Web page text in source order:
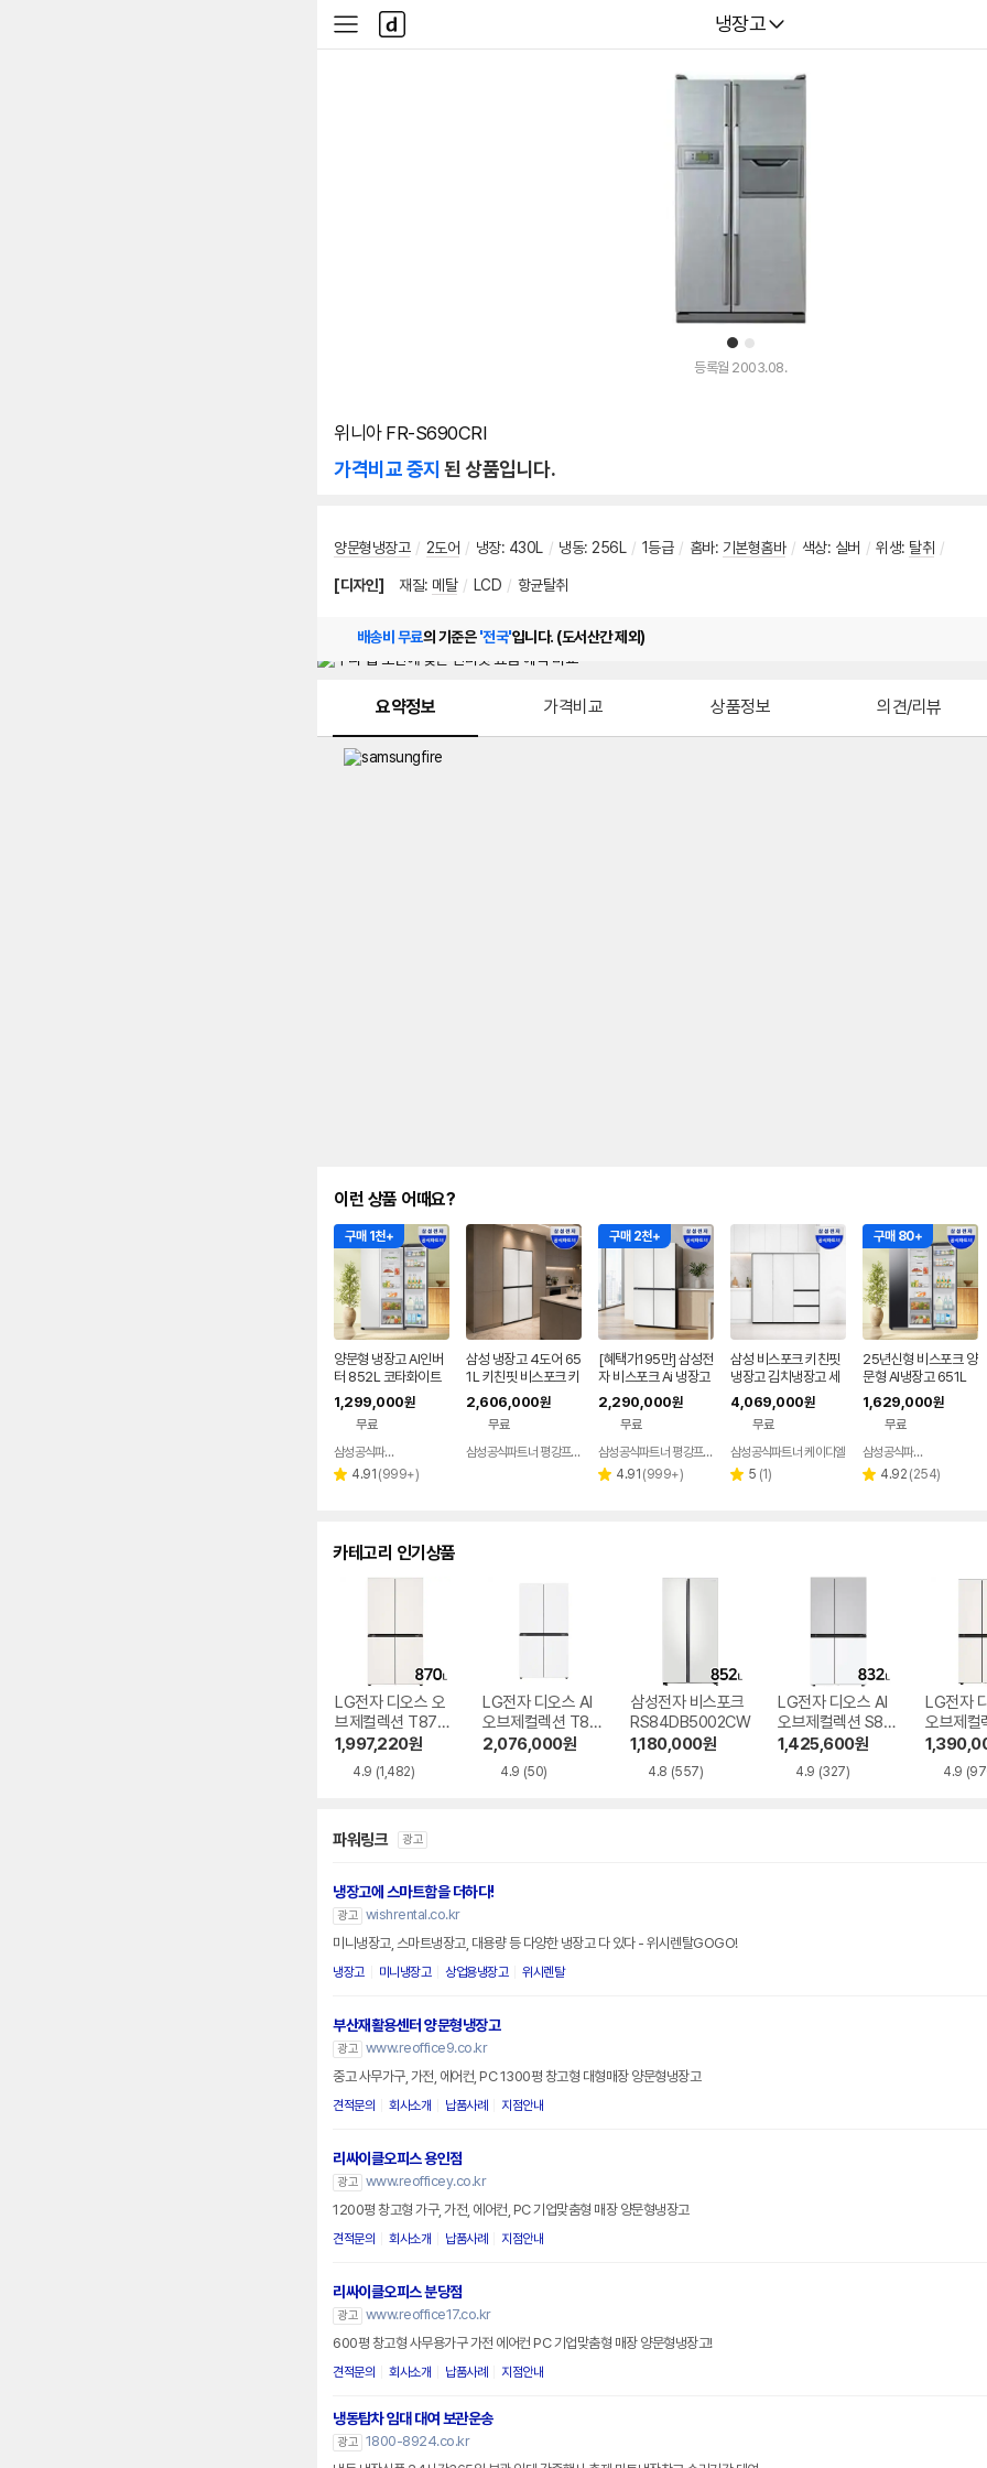
다나와
냉장고
사
이
다
나
와
1 2
등록월 2003.08.
위니아 FR-S690CRI
가격비교 중지 된 상품입니다.
양문형냉장고 / 2도어 / 냉장: 430L / 냉동: 256L / 1등급 / 홈바: 기본형홈바 / 색상: 실버 / 위생: 탈취 /
[디자인] 재질: 메탈 / LCD / 항균탈취
배송비 무료의 기준은'전국'입니다. (도서산간 제외)
요약정보 가격비교 상품정보 의견/리뷰
이런 상품 어때요?
구매 1천+
양문형 냉장고 AI인버
터 852L 코타화이트
1,299,000원
무료
페이
삼성공식파트너 현성전자
별 4.91 리
(999+)
삼성 냉장고 4도어 65
1L 키친핏 비스포크 키
친핏맥스 빌트인 600
리터 비스코프
2,606,000원
무료
삼성공식파트너 평강프라자
구매 2천+
[혜택가195만] 삼성전
자 비스포크 Ai 냉장고
1등급 4도어 905L 대
용량 RM70F90R1Z
D 에센셜화이트
2,290,000원
무료
삼성공식파트너 평강프라자
별 4.91 리
(999+)
삼성 비스포크 키친핏
냉장고 김치냉장고 세
트 1도어 3도어 1069
리터 대용량
4,069,000원
무료
삼성공식파트너 케이디엘
별 5 리
(1)
구매 80+
25년신형 비스포크 양
문형 AI냉장고 651L
1,629,000원
무료
페이
삼성공식파트너 현성전자
별 4.92 리
(254)
카테고리 인기상품
LG전자 디오스 오
브제컬렉션 T873
MEE111
1,997,220원
4.9 (1,482)
LG전자 디오스 AI
오브제컬렉션 T87
6MQQ1H1
2,076,000원
4.9 (50)
삼성전자 비스포크
RS84DB5002CW
1,180,000원
4.8 (557)
LG전자 디오스 AI
오브제컬렉션 S83
6MRQ112
1,425,600원
4.9 (327)
LG전자
오브제컬
4.9
파워링크 광고
냉장고에 스마트함을 더하다!
광고 wishrental.co.kr
미니냉장고, 스마트냉장고, 대용량 등 다양한 냉장고 다 있다 - 위시렌탈GOGO!
냉장고 미니냉장고 상업용냉장고 위시렌탈
부산재활용센터 양문형냉장고
광고 www.reoffice9.co.kr
중고 사무가구, 가전, 에어컨, PC 1300평 창고형 대형매장 양문형냉장고
견적문의 회사소개 납품사례 지점안내
리싸이클오피스 용인점
광고 www.reofficey.co.kr
1200평 창고형 가구, 가전, 에어컨, PC 기업맞춤형 매장 양문형냉장고
견적문의 회사소개 납품사례 지점안내
리싸이클오피스 분당점
광고 www.reoffice17.co.kr
600평 창고형 사무용가구 가전 에어컨 PC 기업맞춤형 매장 양문형냉장고!
견적문의 회사소개 납품사례 지점안내
냉동탑차 임대 대여 보관운송
광고 1800-8924.co.kr